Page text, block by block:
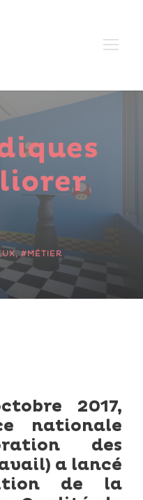
, #MÉTIER
2017,
nationale
des
a lancé
de la